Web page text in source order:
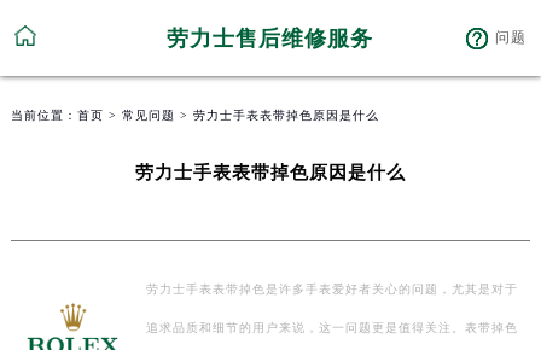
劳力士售后维修服务 问题
当前位置： 首页 > 常见问题 > 劳力士手表表带掉色原因是什么
劳力士手表表带掉色原因是什么
劳力士手表表带掉色是许多手表爱好者关心的问题，尤其是对于
追求品质和细节的用户来说，这一问题更是值得关注。表带掉色